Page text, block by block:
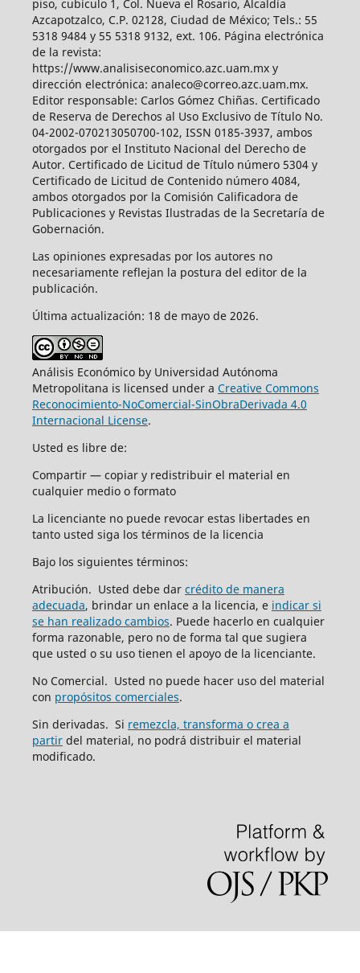
piso, cubículo 1, Col. Nueva el Rosario, Alcaldía
Azcapotzalco, C.P. 02128, Ciudad de México; Tels.: 55
5318 9484 y 55 5318 9132, ext. 106. Página electrónica
de la revista:
https://www.analisiseconomico.azc.uam.mx y
dirección electrónica: analeco@correo.azc.uam.mx.
Editor responsable: Carlos Gómez Chiñas. Certificado
de Reserva de Derechos al Uso Exclusivo de Título No.
04-2002-070213050700-102, ISSN 0185-3937, ambos
otorgados por el Instituto Nacional del Derecho de
Autor. Certificado de Licitud de Título número 5304 y
Certificado de Licitud de Contenido número 4084,
ambos otorgados por la Comisión Calificadora de
Publicaciones y Revistas Ilustradas de la Secretaría de
Gobernación.
Las opiniones expresadas por los autores no
necesariamente reflejan la postura del editor de la
publicación.
Última actualización: 18 de mayo de 2026.
Análisis Económico by Universidad Autónoma
Metropolitana is licensed under a Creative Commons
Reconocimiento-NoComercial-SinObraDerivada 4.0
Internacional License.
Usted es libre de:
Compartir — copiar y redistribuir el material en
cualquier medio o formato
La licenciante no puede revocar estas libertades en
tanto usted siga los términos de la licencia
Bajo los siguientes términos:
Atribución. Usted debe dar crédito de manera
adecuada, brindar un enlace a la licencia, e indicar si
se han realizado cambios. Puede hacerlo en cualquier
forma razonable, pero no de forma tal que sugiera
que usted o su uso tienen el apoyo de la licenciante.
No Comercial. Usted no puede hacer uso del material
con propósitos comerciales.
Sin derivadas. Si remezcla, transforma o crea a
partirdel material, no podrá distribuir el material
modificado.